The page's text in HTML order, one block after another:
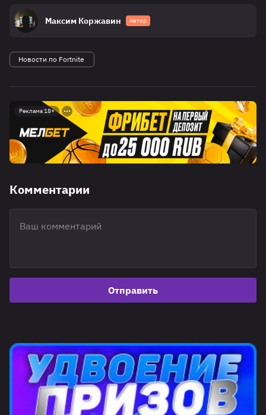
Максим Коржавин Автор
Новости по Fortnite
Реклама 18+
Комментарии
Отправить